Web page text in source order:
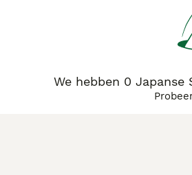
We hebben 0